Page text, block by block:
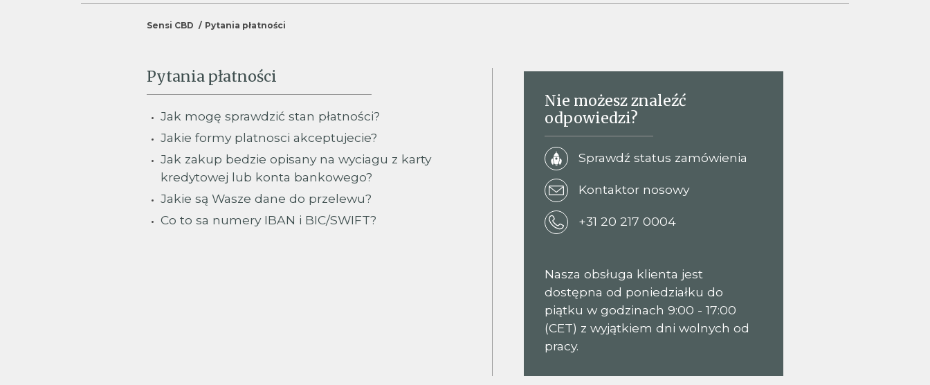
Sensi CBD Pytania płatności
Pytania płatności
Jak mogę sprawdzić stan płatności?
Jakie formy platnosci akceptujecie?
Jak zakup bedzie opisany na wyciagu z karty
kredytowej lub konta bankowego?
Jakie są Wasze dane do przelewu?
Co to sa numery IBAN i BIC/SWIFT?
Nie możesz znaleźć
odpowiedzi?
Sprawdź status zamówienia
Kontaktor nosowy
+31 20 217 0004
Nasza obsługa klienta jest
dostępna od poniedziałku do
piątku w godzinach 9:00 - 17:00
(CET) z wyjątkiem dni wolnych od
pracy.